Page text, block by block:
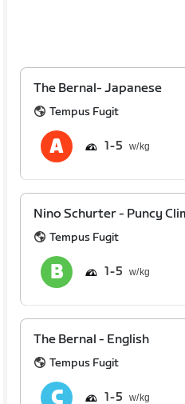
The Bernal- Japanese
Tempus Fugit
1 5
Nino Schurter - Puncy
Tempus Fugit
1 5
The Bernal - English
Tempus Fugit
1 5